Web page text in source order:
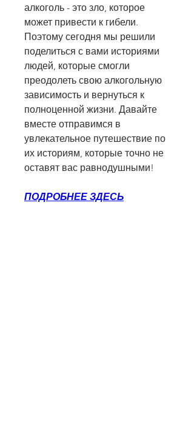
алкоголь - это зло, которое
может привести к гибели.
Поэтому сегодня мы решили
поделиться с вами историями
людей, которые смогли
преодолеть свою алкогольную
зависимость и вернуться к
полноценной жизни. Давайте
вместе отправимся в
увлекательное путешествие по
их историям, которые точно не
оставят вас равнодушными!
ПОДРОБНЕЕ ЗДЕСЬ